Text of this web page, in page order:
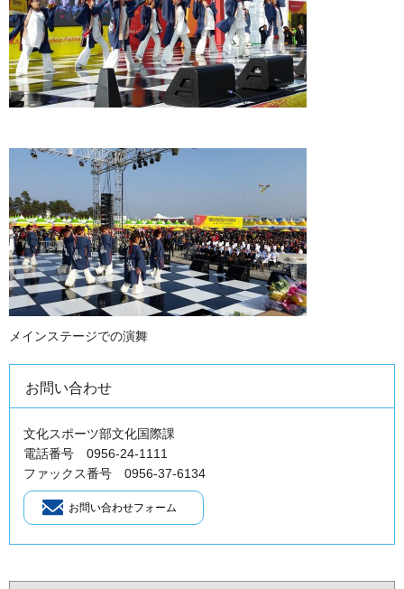
メインステージでの演舞
お問い合わせ
文化スポーツ部文化国際課
電話番号 0956-24-1111
ファックス番号 0956-37-6134